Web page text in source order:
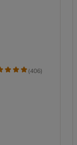
(406)